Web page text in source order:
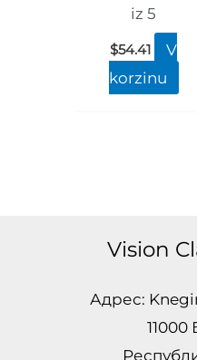
iz 5
$54.41
V
korzinu
Vision
Адрес:
11000